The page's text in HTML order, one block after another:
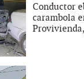
Conductor
carambola